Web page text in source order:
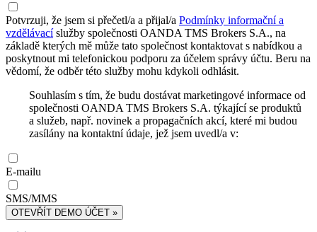
Potvrzuji, že jsem si přečetl/a a přijal/a Podmínky informační a
vzdělávacíslužby společnosti OANDA TMS Brokers S.A., na
základě kterých mě může tato společnost kontaktovat s nabídkou a
poskytnout mi telefonickou podporu za účelem správy účtu. Beru na
vědomí, že odběr této služby mohu kdykoli odhlásit.
Souhlasím s tím, že budu dostávat marketingové informace od
společnosti OANDA TMS Brokers S.A. týkající se produktů
a služeb, např. novinek a propagačních akcí, které mi budou
zasílány na kontaktní údaje, jež jsem uvedl/a v:
E-mailu
SMS/MMS
OTEVŘÍT DEMO ÚČET »